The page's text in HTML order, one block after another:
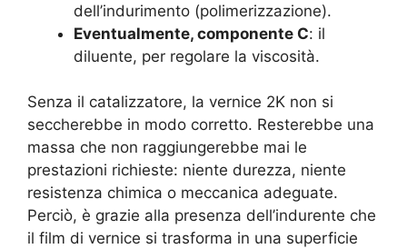
dell’indurimento (polimerizzazione).
Eventualmente, componente C: il
diluente, per regolare la viscosità.
Senza il catalizzatore, la vernice 2K non si
seccherebbe in modo corretto. Resterebbe una
massa che non raggiungerebbe mai le
prestazioni richieste: niente durezza, niente
resistenza chimica o meccanica adeguate.
Perciò, è grazie alla presenza dell’indurente che
il film di vernice si trasforma in una superficie